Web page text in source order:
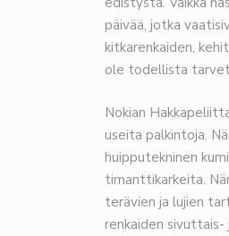
päivää, jotka
kitkarenkaiden,
ole todellista
Nokian
useita palkintoja.
huipputekninen
timanttikarkeita.
terävien ja lujien
renkaiden